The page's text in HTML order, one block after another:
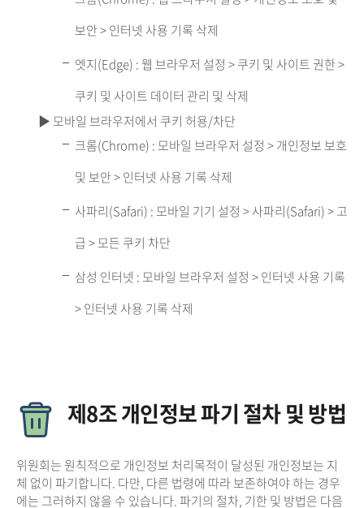
보안 > 인터넷 사용 기록 삭제
엣지(Edge) : 웹 브라우저 설정 > 쿠키 및 사이트 권한 >
쿠키 및 사이트 데이터 관리 및 삭제
▶ 모바일 브라우저에서 쿠키 허용/차단
크롬(Chrome) : 모바일 브라우저 설정 > 개인정보 보호
및 보안 > 인터넷 사용 기록 삭제
사파리(Safari) : 모바일 기기 설정 > 사파리(Safari) > 고
급 > 모든 쿠키 차단
삼성 인터넷 : 모바일 브라우저 설정 > 인터넷 사용 기록
> 인터넷 사용 기록 삭제
제8조 개인정보 파기 절차 및 방법
위원회는 원칙적으로 개인정보 처리목적이 달성된 개인정보는 지
체 없이 파기합니다. 다만, 다른 법령에 따라 보존하여야 하는 경우
에는 그러하지 않을 수 있습니다. 파기의 절차, 기한 및 방법은 다음